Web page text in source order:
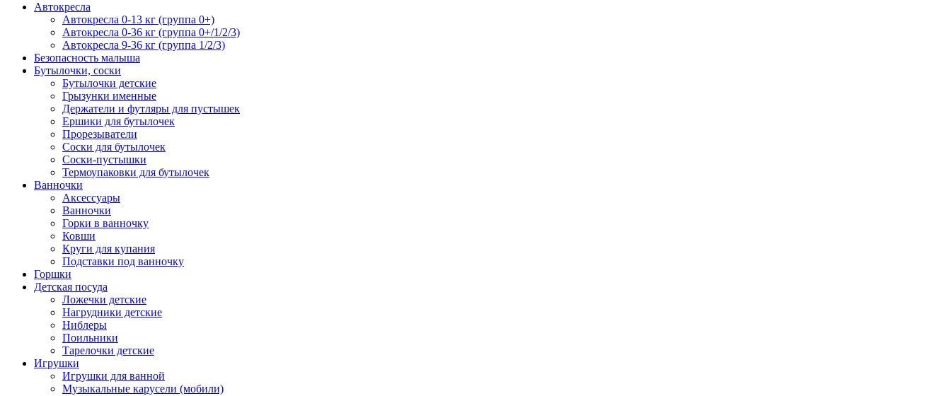
Автокресла
Автокресла 0-13 кг (группа 0+)
Автокресла 0-36 кг (группа 0+/1/2/3)
Автокресла 9-36 кг (группа 1/2/3)
Безопасность малыша
Бутылочки, соски
Бутылочки детские
Грызунки именные
Держатели и футляры для пустышек
Ершики для бутылочек
Прорезыватели
Соски для бутылочек
Соски-пустышки
Термоупаковки для бутылочек
Ванночки
Аксессуары
Ванночки
Горки в ванночку
Ковши
Круги для купания
Подставки под ванночку
Горшки
Детская посуда
Ложечки детские
Нагрудники детские
Ниблеры
Поильники
Тарелочки детские
Игрушки
Игрушки для ванной
Музыкальные карусели (мобили)